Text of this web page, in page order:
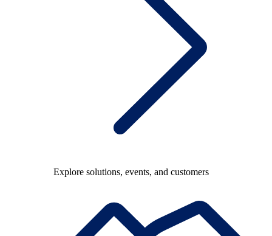
Explore solutions, events, and customers